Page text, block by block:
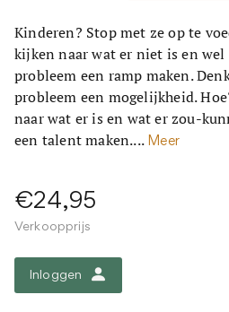
Kinderen? Stop met ze op te
kijken naar wat er niet is en
probleem een ramp maken.
probleem een mogelijkheid.
naar wat er is en wat er zou-
een talent maken.... Meer
€24,95
Verkoopprijs
Inloggen